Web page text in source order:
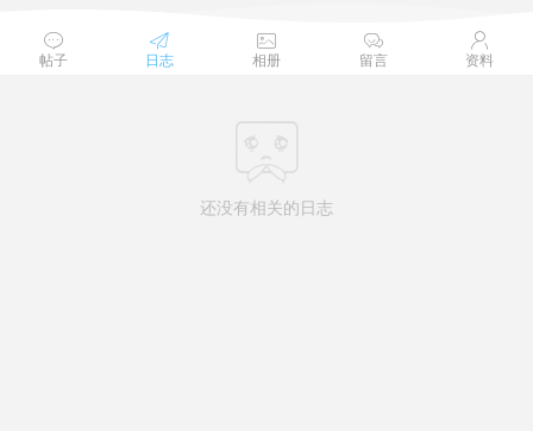

帖子

日志

相册

留言

资料
还没有相关的日志